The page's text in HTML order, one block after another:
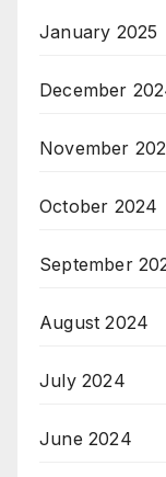
January 2025
December
November
October 2024
September
August 2024
July 2024
June 2024